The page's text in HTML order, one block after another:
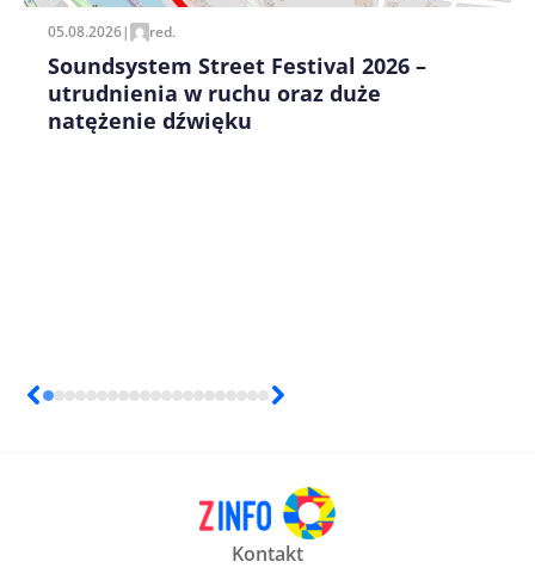
05.08.2026| red.
Soundsystem Street Festival 2026 –
utrudnienia w ruchu oraz duże
natężenie dźwięku
Kontakt